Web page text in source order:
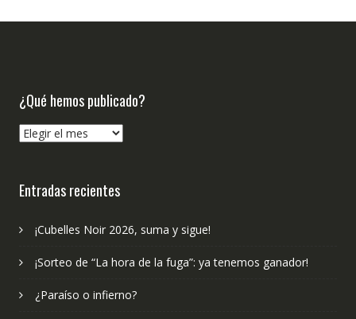
¿Qué hemos publicado?
¿Qué
Entradas recientes
¡Cubelles Noir 2026, suma y sigue!
¡Sorteo de “La hora de la fuga”: ya tenemos ganador!
¿Paraíso o infierno?